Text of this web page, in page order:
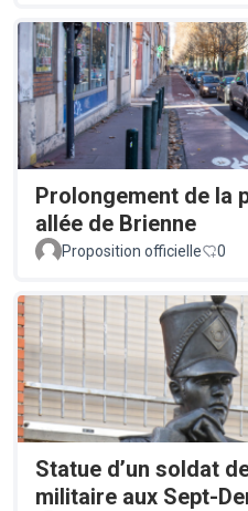
Prolongement de la
allée de Brienne
Proposition officielle 0
Statue d’un soldat
militaire aux Sept-